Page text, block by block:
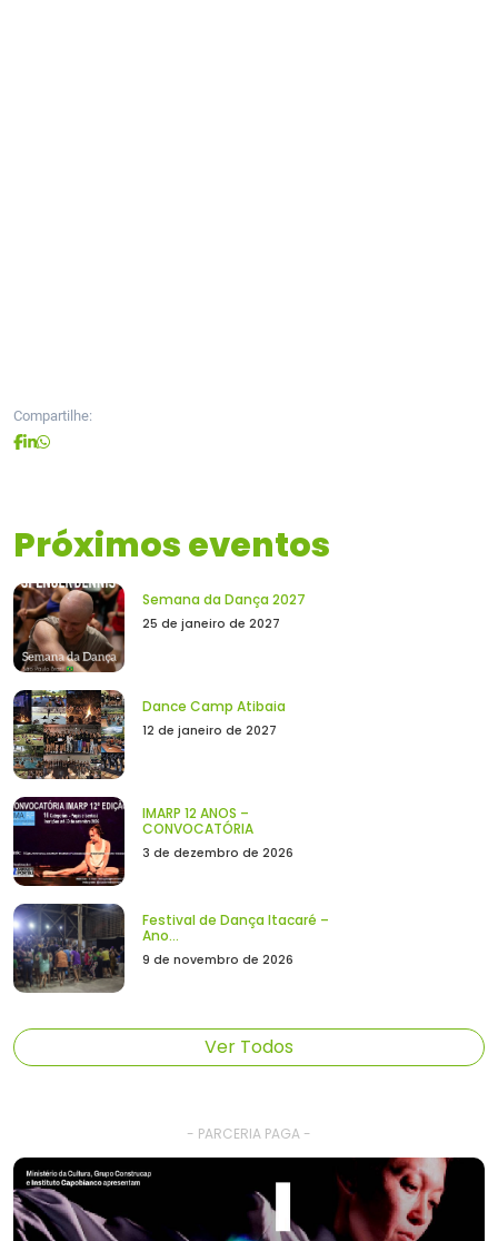
Compartilhe:
Próximos eventos
Semana da Dança 2027
25 de janeiro de 2027
Dance Camp Atibaia
12 de janeiro de 2027
IMARP 12 ANOS –
CONVOCATÓRIA
3 de dezembro de 2026
Festival de Dança Itacaré –
Ano...
9 de novembro de 2026
Ver Todos
- PARCERIA PAGA -